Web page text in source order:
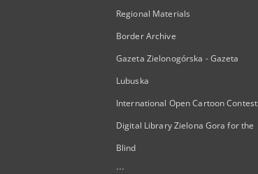
Regional Materials
Border Archive
Gazeta Zielonogórska - Gazeta
Lubuska
International Open Cartoon Contest
Digital Library Zielona Gora for the
Blind
...